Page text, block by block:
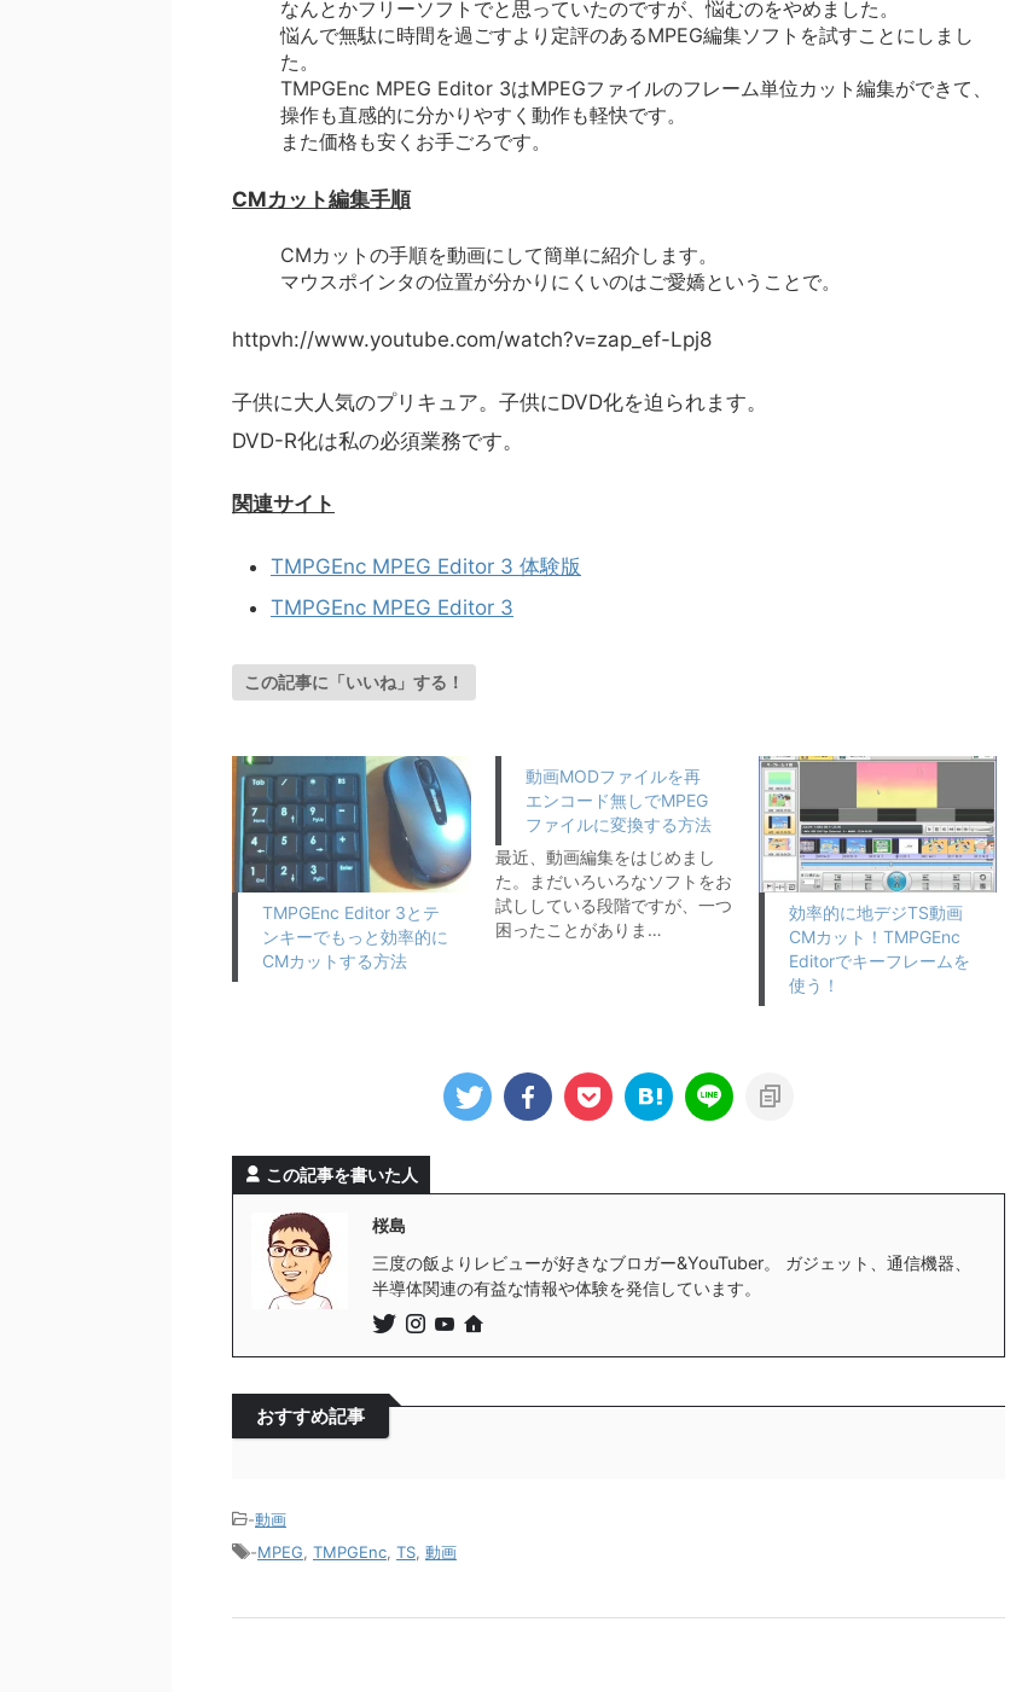
なんとかフリーソフトでと思っていたのですが、悩むのをやめました。
悩んで無駄に時間を過ごすより定評のあるMPEG編集ソフトを試すことにしまし
た。
TMPGEnc MPEG Editor 3はMPEGファイルのフレーム単位カット編集ができて、
操作も直感的に分かりやすく動作も軽快です。
また価格も安くお手ごろです。
CMカット編集手順
CMカットの手順を動画にして簡単に紹介します。
マウスポインタの位置が分かりにくいのはご愛嬌ということで。
httpvh://www.youtube.com/watch?v=zap_ef-Lpj8
子供に大人気のプリキュア。子供にDVD化を迫られます。
DVD-R化は私の必須業務です。
関連サイト
TMPGEnc MPEG Editor 3 体験版
TMPGEnc MPEG Editor 3
この記事に「いいね」する！
TMPGEnc Editor 3とテ
ンキーでもっと効率的に
CMカットする方法
動画MODファイルを再
エンコード無しでMPEG
ファイルに変換する方法
最近、動画編集をはじめまし
た。まだいろいろなソフトをお
試ししている段階ですが、一つ
困ったことがありま…
効率的に地デジTS動画
CMカット！TMPGEnc
Editorでキーフレームを
使う！
この記事を書いた人
桜島
三度の飯よりレビューが好きなブロガー&YouTuber。 ガジェット、通信機器、
半導体関連の有益な情報や体験を発信しています。
おすすめ記事
-動画
-MPEG TMPGEnc TS 動画